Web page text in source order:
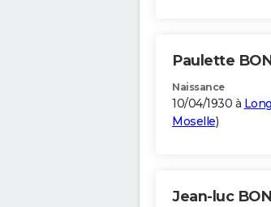
Paulette
Naissance
10/04/1930 à
Moselle)
Jean-luc